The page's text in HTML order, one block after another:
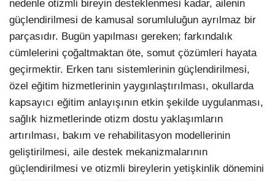
nedenle otizmli bireyin desteklenmesi kadar, ailenin
güçlendirilmesi de kamusal sorumluluğun ayrılmaz bir
parçasıdır. Bugün yapılması gereken; farkındalık
cümlelerini çoğaltmaktan öte, somut çözümleri hayata
geçirmektir. Erken tanı sistemlerinin güçlendirilmesi,
özel eğitim hizmetlerinin yaygınlaştırılması, okullarda
kapsayıcı eğitim anlayışının etkin şekilde uygulanması,
sağlık hizmetlerinde otizm dostu yaklaşımların
artırılması, bakım ve rehabilitasyon modellerinin
geliştirilmesi, aile destek mekanizmalarının
güçlendirilmesi ve otizmli bireylerin yetişkinlik dönemini